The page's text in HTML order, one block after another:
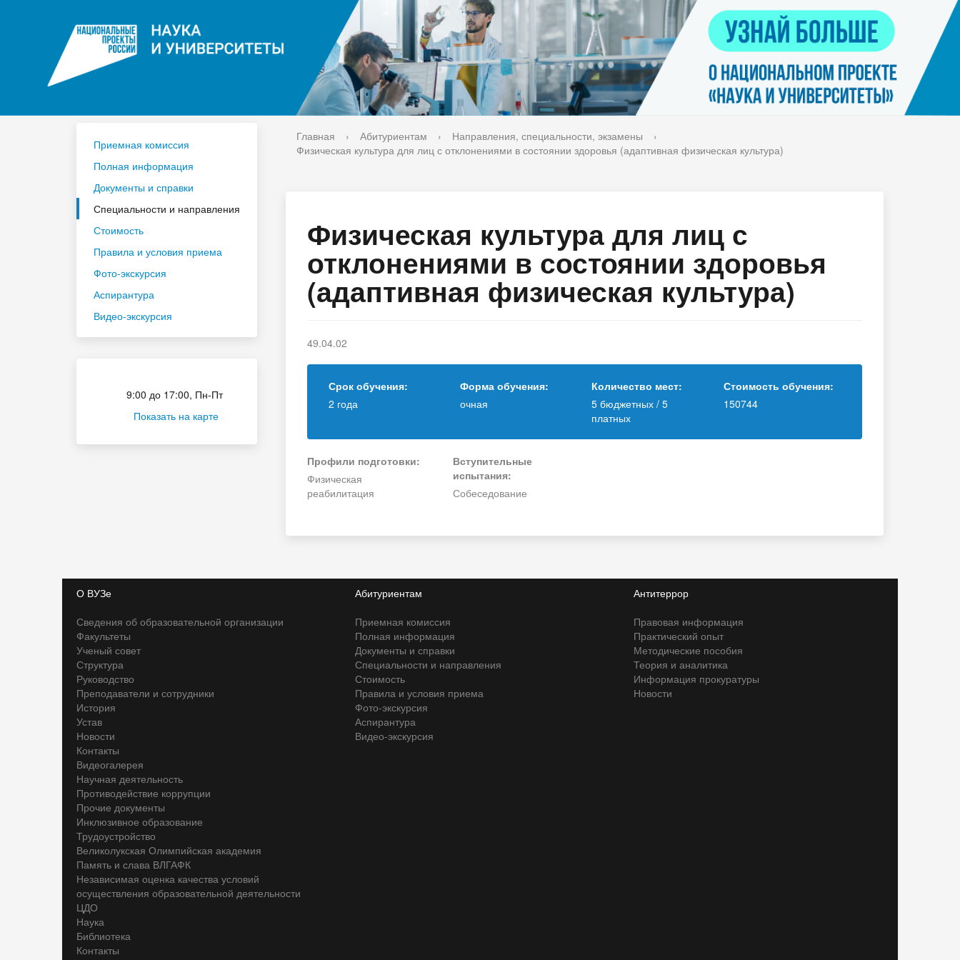
Библиотека
Контакты
Расписание
Спорт-норма жизни Оценка качества образования
Нацпроект "Наука и университеты"
Год педагога и наставника 2023
Попечительский совет
Единое окно по решению вопросов
поддержки молодых студенческих
семей и матерей (отцов) с детьми
Приемная комиссия
Полная информация
Документы и справки
Специальности и направления
Стоимость
Правила и условия приема
Фото-экскурсия
Аспирантура
Видео-экскурсия
9:00 до 17:00, Пн-Пт
Показать на карте
Главная › Абитуриентам › Направления, специальности, экзамены
›
Физическая культура для лиц с отклонениями в состоянии здоровья (адаптивная физическая культура)
Физическая культура для лиц с
отклонениями в состоянии здоровья
(адаптивная физическая культура)
49.04.02
Срок обучения:
2 года
Форма обучения:
очная
Количество мест:
5 бюджетных / 5
платных
Стоимость обучения:
150744
Профили подготовки:
Физическая
реабилитация
Вступительные
испытания:
Собеседование
О ВУЗе
Сведения об образовательной организации
Факультеты
Ученый совет
Структура
Руководство
Преподаватели и сотрудники
История
Устав
Новости
Контакты
Видеогалерея
Научная деятельность
Противодействие коррупции
Прочие документы
Инклюзивное образование
Трудоустройство
Великолукская Олимпийская академия
Память и слава ВЛГАФК
Независимая оценка качества условий
осуществления образовательной деятельности
ЦДО
Наука
Библиотека
Контакты
Абитуриентам
Приемная комиссия
Полная информация
Документы и справки
Специальности и направления
Стоимость
Правила и условия приема
Фото-экскурсия
Аспирантура
Видео-экскурсия
Антитеррор
Правовая информация
Практический опыт
Методические пособия
Теория и аналитика
Информация прокуратуры
Новости